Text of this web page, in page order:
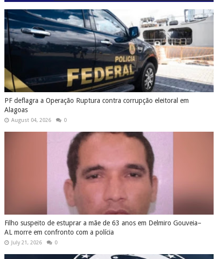
PF deflagra a Operação Ruptura contra corrupção eleitoral em
Alagoas
August 04, 2026 0
Filho suspeito de estuprar a mãe de 63 anos em Delmiro Gouveia–
AL morre em confronto com a polícia
July 21, 2026 0